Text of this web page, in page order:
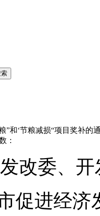
”和‘节粮减损“项目奖补的
：
改委、
促进经济